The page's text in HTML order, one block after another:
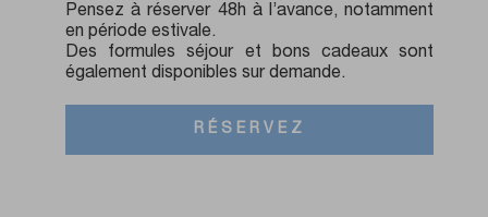
Pensez à réserver 48h à l’avance, notamment
en période estivale.
Des formules séjour et bons cadeaux sont
également disponibles sur demande.
RÉSERVEZ